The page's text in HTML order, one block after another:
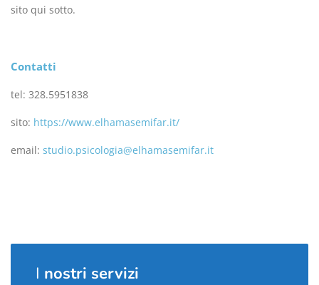
sito qui sotto.
Contatti
tel: 328.5951838
sito: https://www.elhamasemifar.it/
email: studio.psicologia@elhamasemifar.it
I nostri servizi